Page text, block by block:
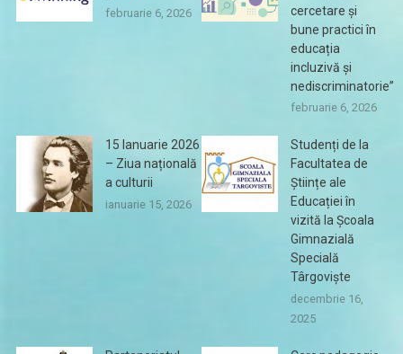
februarie 6, 2026
cercetare și
bune practici în
educația
incluzivă și
nediscriminatorie”
februarie 6, 2026
15 Ianuarie 2026
– Ziua națională
a culturii
ianuarie 15, 2026
Studenți de la
Facultatea de
Științe ale
Educației în
vizită la Școala
Gimnazială
Specială
Târgoviște
decembrie 16,
2025